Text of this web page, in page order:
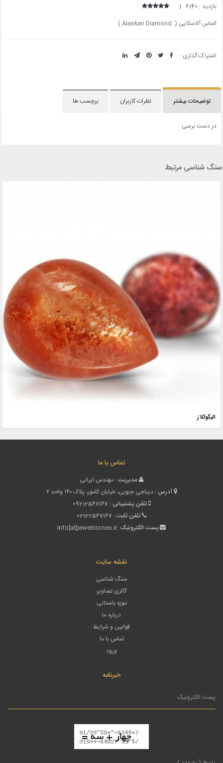
بازدید : 6140 |
الماس آلاسکایی ( Alaskan Diamond )
اشتراک گذاری :
توضیحات بیشتر نظرات کاربران برچسب ها
در دست برسی
سنگ شناسی مرتبط
الیگوکلاز
تماس با ما
مدیریت : مهندس ایرانی
آدرس : دیباجی جنوبی، خیابان کامور، پلاک ۱۴۰ واحد ۲
تلفن پشتیبانی : 09212567167
تلفن ثابت : 02122567167
پست الکترونیک :info[at]jewelstones.ir
نقشه سایت
سنگ شناسی
گالری تصاویر
موزه باستانی
درباره ما
قوانین و شرایط
تماس با ما
ورود
خبرنامه